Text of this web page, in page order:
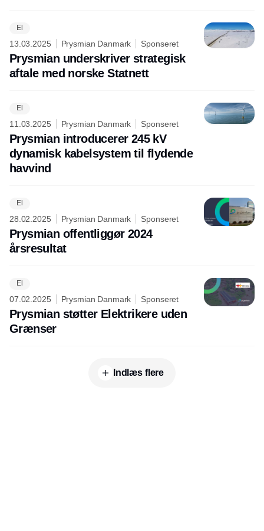
El
13.03.2025 Prysmian Danmark Sponseret
Prysmian underskriver strategisk
aftale med norske Statnett
El
11.03.2025 Prysmian Danmark Sponseret
Prysmian introducerer 245 kV
dynamisk kabelsystem til flydende
havvind
El
28.02.2025 Prysmian Danmark Sponseret
Prysmian offentliggør 2024
årsresultat
El
07.02.2025 Prysmian Danmark Sponseret
Prysmian støtter Elektrikere uden
Grænser
Indlæs flere